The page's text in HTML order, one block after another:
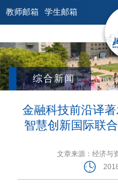
教师邮箱 学生邮箱
综合新闻
金融科技前沿译
智慧创新国际联
文章来源：经济与